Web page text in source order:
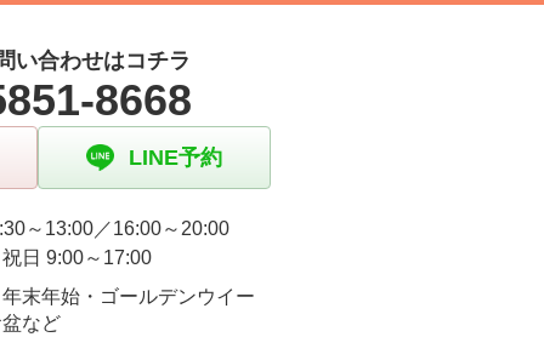
い合わせはコチラ
8668
LINE予約
～13:00／16:00～20:00
日 9:00～17:00
末年始・ゴールデンウイー
など